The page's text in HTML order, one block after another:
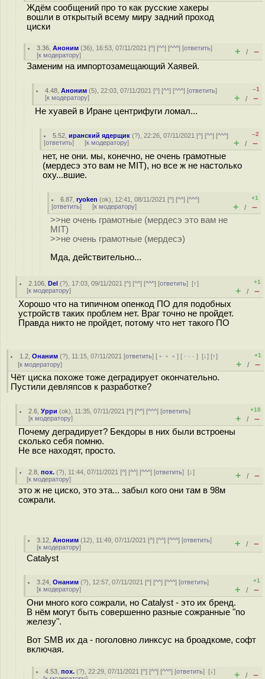
Ждём сообщений про то как русские хакеры
вошли в открытый всему миру задний проход
циски
3.36 ,Аноним (36), 16:53, 07/11/2021 [^] [^^] [^^^] [ответить]
[к модератору] + / –
Заменим на импортозамещающий Хаявей.
4.48 ,Аноним (5), 22:03, 07/11/2021 [^] [^^] [^^^] [ответить]
[к модератору]
–1
+ / –
Не хуавей в Иране центрифуги ломал...
5.52 ,иранский ядерщик (?), 22:26, 07/11/2021 [^] [^^] [^^^]
[ответить] [к модератору]
–2
+ / –
нет, не они. мы, конечно, не очень грамотные
(мердесэ это вам не MIT), но все ж не настолько
оху...вшие.
6.87 ,ryoken (ok), 12:41, 08/11/2021 [^] [^^] [^^^]
[ответить] [к модератору]
+1
+ / –
>>не очень грамотные (мердесэ это вам не
MIT)
>>не очень грамотные (мердесэ)
Мда, действительно...
2.106 ,Del (?), 17:03, 09/11/2021 [^] [^^] [^^^] [ответить][↑]
[к модератору]
+1
+ / –
Хорошо что на типичном опенкод ПО для подобных
устройств таких проблем нет. Враг точно не пройдет.
Правда никто не пройдет, потому что нет такого ПО
1.2 ,Онаним (?), 11:15, 07/11/2021 [ответить] [ ﹢﹢﹢] [ · · ·][↓] [↑]
[к модератору]
+1
+ / –
Чёт циска похоже тоже деградирует окончательно.
Пустили девляпсов к разработке?
2.6 ,Урри (ok), 11:35, 07/11/2021 [^] [^^] [^^^] [ответить]
[к модератору]
+10
+ / –
Почему деградирует? Бекдоры в них были встроены
сколько себя помню.
Не все находят, просто.
2.8 ,пох. (?), 11:44, 07/11/2021 [^] [^^] [^^^] [ответить][↓]
[к модератору] + / –
это ж не циско, это эта... забыл кого они там в 98м
сожрали.
3.12 ,Аноним (12), 11:49, 07/11/2021 [^] [^^] [^^^] [ответить]
[к модератору] + / –
Catalyst
3.24 ,Онаним (?), 12:57, 07/11/2021 [^] [^^] [^^^] [ответить]
[к модератору]
+1
+ / –
Они много кого сожрали, но Catalyst - это их бренд.
В нём могут быть совершенно разные сожранные "по
железу".
Вот SMB их да - поголовно линксус на броадкоме, софт
включая.
4.53 ,пох. (?), 22:29, 07/11/2021 [^] [^^] [^^^] [ответить][↓]
+ / –